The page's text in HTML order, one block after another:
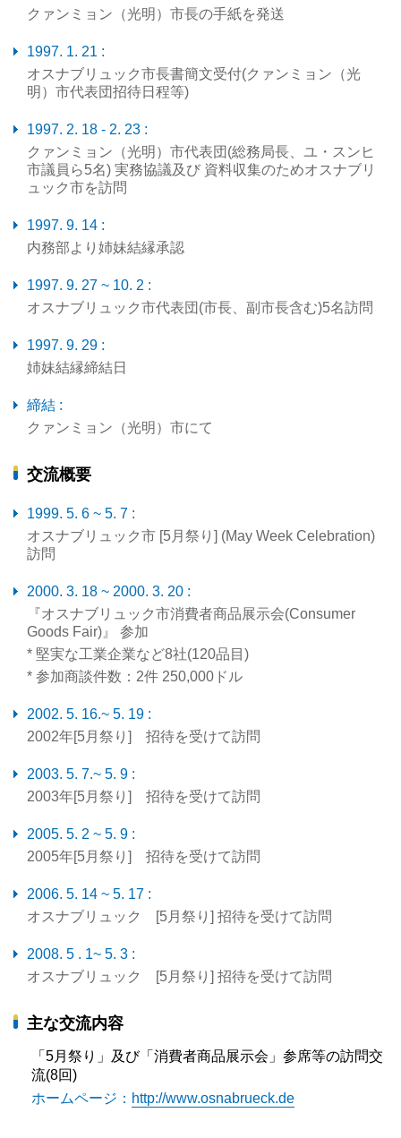
クァンミョン（光明）市長の手紙を発送
1997. 1. 21 :
オスナブリュック市長書簡文受付(クァンミョン（光
明）市代表団招待日程等)
1997. 2. 18 - 2. 23 :
クァンミョン（光明）市代表団(総務局長、ユ・スンヒ
市議員ら5名) 実務協議及び 資料収集のためオスナブリ
ュック市を訪問
1997. 9. 14 :
内務部より姉妹結縁承認
1997. 9. 27 ~ 10. 2 :
オスナブリュック市代表団(市長、副市長含む)5名訪問
1997. 9. 29 :
姉妹結縁締結日
締結 :
クァンミョン（光明）市にて
交流概要
1999. 5. 6 ~ 5. 7 :
オスナブリュック市 [5月祭り] (May Week Celebration)
訪問
2000. 3. 18 ~ 2000. 3. 20 :
『オスナブリュック市消費者商品展示会(Consumer
Goods Fair)』 参加
* 堅実な工業企業など8社(120品目)
* 参加商談件数：2件 250,000ドル
2002. 5. 16.~ 5. 19 :
2002年[5月祭り] 招待を受けて訪問
2003. 5. 7.~ 5. 9 :
2003年[5月祭り] 招待を受けて訪問
2005. 5. 2 ~ 5. 9 :
2005年[5月祭り] 招待を受けて訪問
2006. 5. 14 ~ 5. 17 :
オスナブリュック [5月祭り] 招待を受けて訪問
2008. 5 . 1~ 5. 3 :
オスナブリュック [5月祭り] 招待を受けて訪問
主な交流内容
「5月祭り」及び「消費者商品展示会」参席等の訪問交
流(8回)
ホームページ： http://www.osnabrueck.de